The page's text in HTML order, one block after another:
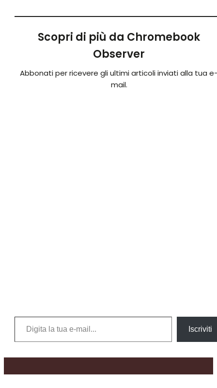
Scopri di più da Chromebook
Observer
Abbonati per ricevere gli ultimi articoli inviati alla tua
mail.
Digita la tua e-mail...
Iscriviti